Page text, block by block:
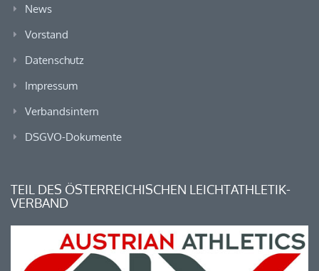
News
Vorstand
Datenschutz
Impressum
Verbandsintern
DSGVO-Dokumente
TEIL DES ÖSTERREICHISCHEN LEICHTATHLETIK-
VERBAND